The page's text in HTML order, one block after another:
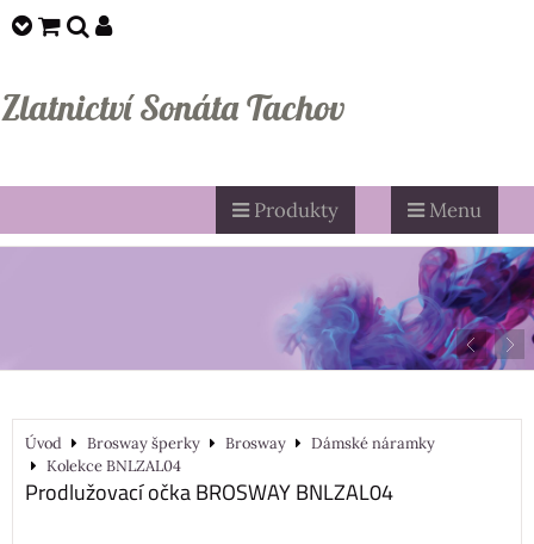
Zlatnictví Sonáta Tachov
Produkty Menu
Úvod Brosway šperky Brosway
Dámské náramky
Kolekce BNLZAL04
Prodlužovací očka BROSWAY BNLZAL04